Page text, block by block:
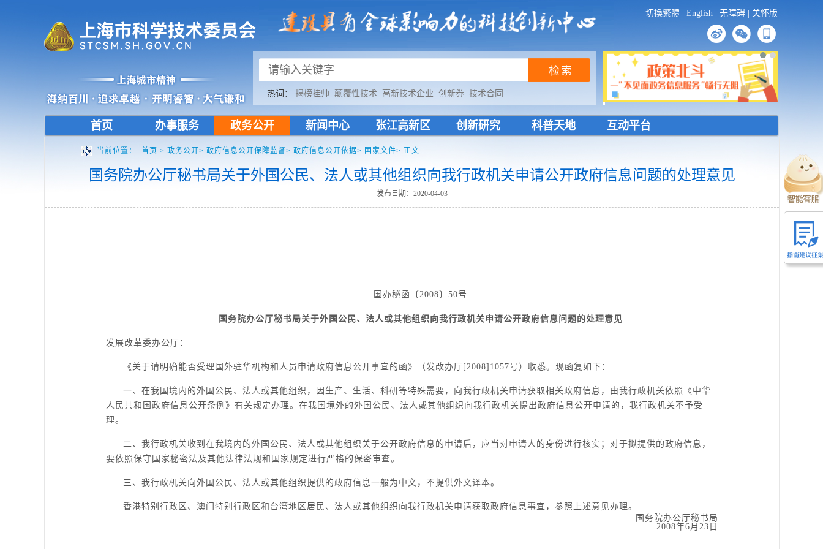
热词： 揭榜挂帅 颠覆性技术 高新技术企业 创新券 技术合同
切換繁體 English 无障碍 关怀版
首页 办事服务 政务公开 新闻中心 张江高新区 创新研究 科普天地 互动平台
当前位置： 首页 > 政务公开> 政府信息公开保障监督> 政府信息公开依据> 国家文件> 正文
国务院办公厅秘书局关于外国公民、法人或其他组织向我行政机关申请公开政府信息问题的处理意见
发布日期：2020-04-03
国办秘函〔2008〕50号
国务院办公厅秘书局关于外国公民、法人或其他组织向我行政机关申请公开政府信息问题的处理意见
发展改革委办公厅：
《关于请明确能否受理国外驻华机构和人员申请政府信息公开事宜的函》（发改办厅[2008]1057号）收悉。现函复如下：
一、在我国境内的外国公民、法人或其他组织，因生产、生活、科研等特殊需要，向我行政机关申请获取相关政府信息，由我行政机关依照《中华
人民共和国政府信息公开条例》有关规定办理。在我国境外的外国公民、法人或其他组织向我行政机关提出政府信息公开申请的，我行政机关不予受
理。
二、我行政机关收到在我境内的外国公民、法人或其他组织关于公开政府信息的申请后，应当对申请人的身份进行核实；对于拟提供的政府信息，
要依照保守国家秘密法及其他法律法规和国家规定进行严格的保密审查。
三、我行政机关向外国公民、法人或其他组织提供的政府信息一般为中文，不提供外文译本。
香港特别行政区、澳门特别行政区和台湾地区居民、法人或其他组织向我行政机关申请获取政府信息事宜，参照上述意见办理。
国务院办公厅秘书局
2008年6月23日